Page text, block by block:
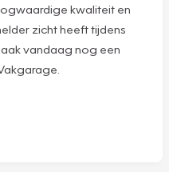
kwaliteit en
zicht heeft tijdens
vandaag nog een